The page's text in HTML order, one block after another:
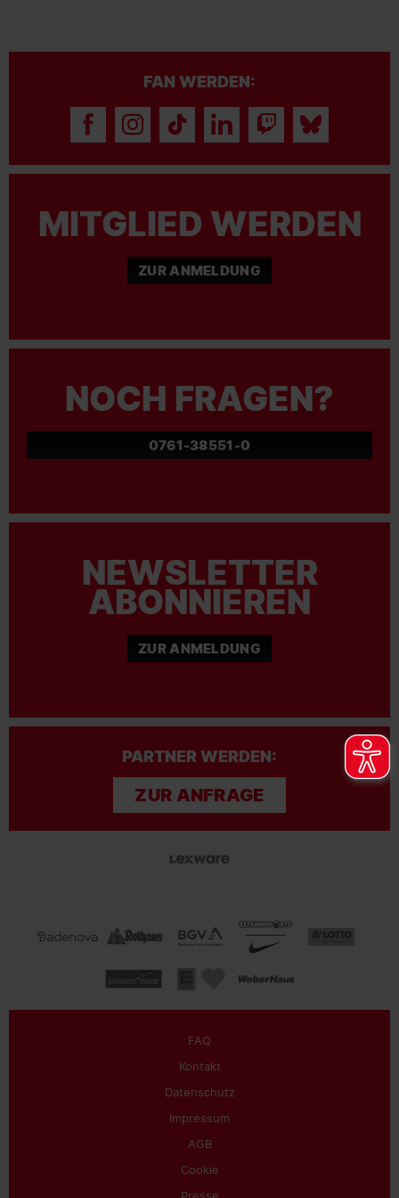
FAN WERDEN:
MITGLIED WERDEN
ZUR ANMELDUNG
NOCH FRAGEN?
0761-38551-0
NEWSLETTER
ABONNIEREN
ZUR ANMELDUNG
PARTNER WERDEN:
ZUR ANFRAGE
FAQ
Kontakt
Datenschutz
Impressum
AGB
Cookie
Presse